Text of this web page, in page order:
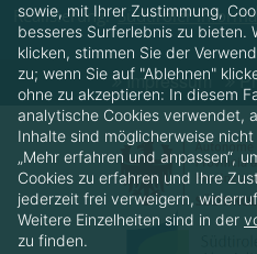
Realisierung:Südtiroler
Impressum
sowie, mit Ihrer Zustimmung,
besseres Surferlebnis zu bieten.
klicken, stimmen Sie der
zu; wenn Sie auf "Ablehnen"
ohne zu akzeptieren: In diesem
analytische Cookies verwendet,
Inhalte sind möglicherweise
„Mehr erfahren und anpassen“,
Cookies zu erfahren und Ihre
jederzeit frei verweigern,
Weitere Einzelheiten sind in der
zu finden.